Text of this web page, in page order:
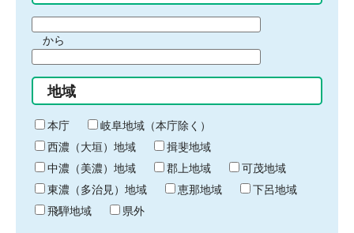
間
始
り
から
間
終
わ
り
地域
本庁
岐阜地域（本庁除く）
西濃（大垣）地域
揖斐地域
中濃（美濃）地域
郡上地域
可茂地域
東濃（多治見）地域
恵那地域
下呂地域
飛騨地域
県外